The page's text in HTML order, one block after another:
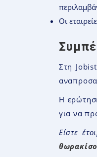
Οι
Στη
Η
για να
Είστε